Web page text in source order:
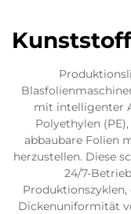
mit intelligenter
Polyethylen
abbaubare Folien
herzustellen. Diese
24/7-
Produktionszyklen,
Dickenuniformität